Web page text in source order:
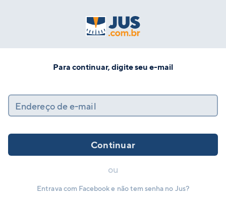
Para continuar, digite seu e-mail
Endereço de e-mail
Continuar
ou
Entrava com Facebook e não tem senha no Jus?